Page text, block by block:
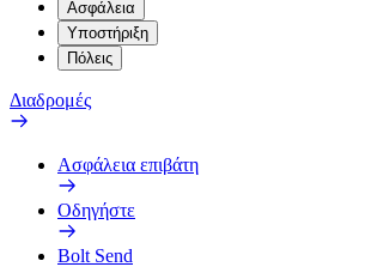
Ασφάλεια
Υποστήριξη
Πόλεις
Διαδρομές
Ασφάλεια επιβάτη
Οδηγήστε
Bolt Send